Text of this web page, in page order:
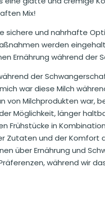
Mix!
sichere und nahrhafte
werden
Ernährung während der
der
war diese Milch
von Milchprodukten war,
Möglichkeit, länger
Frühstücke in
Zutaten und der Komfort
über Ernährung und
während wir